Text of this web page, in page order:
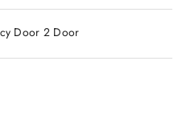
Door 2 Door